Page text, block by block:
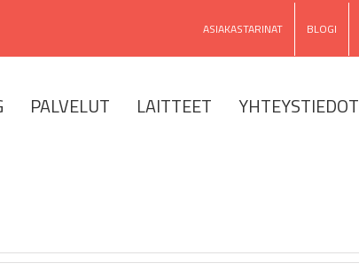
ASIAKASTARINAT BLOGI
PALVELUT LAITTEET YHTEYSTIEDOT